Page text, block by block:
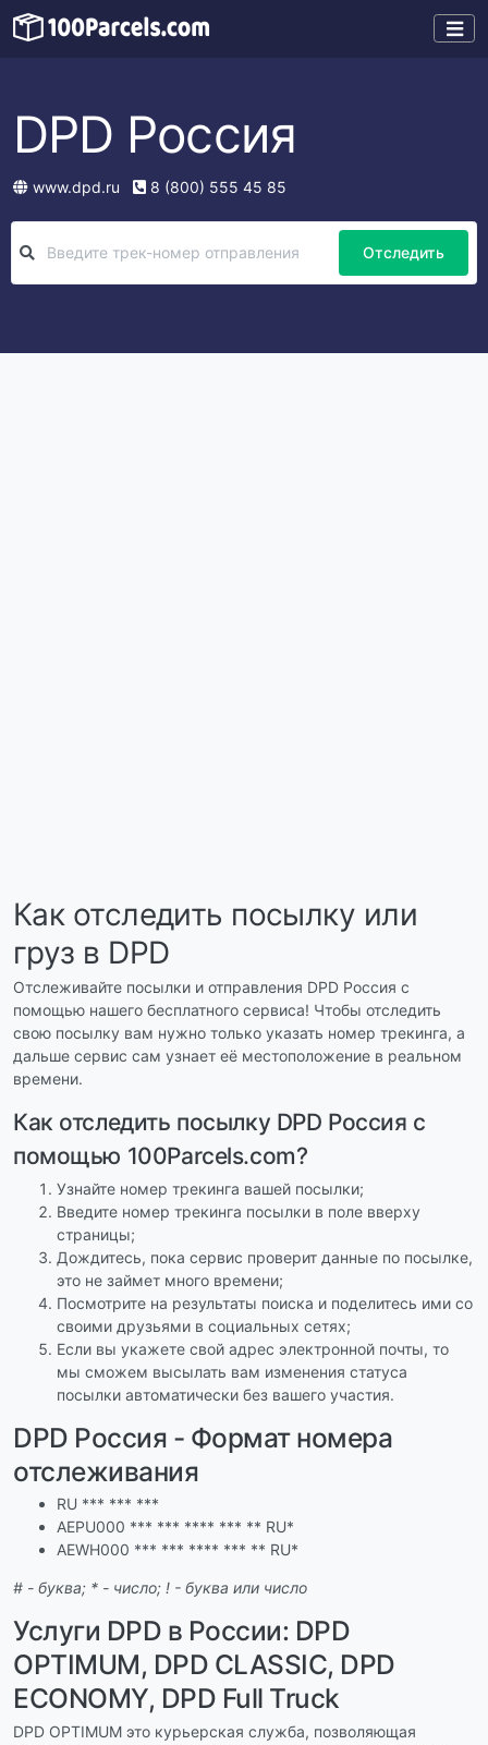
DPD Россия
www.dpd.ru 8 (800) 555 45 85
Отследить
Как отследить посылку или
груз в DPD
Отслеживайте посылки и отправления DPD Россия с
помощью нашего бесплатного сервиса! Чтобы отследить
свою посылку вам нужно только указать номер трекинга, а
дальше сервис сам узнает её местоположение в реальном
времени.
Как отследить посылку DPD Россия с
помощью 100Parcels.com?
Узнайте номер трекинга вашей посылки;
Введите номер трекинга посылки в поле вверху
страницы;
Дождитесь, пока сервис проверит данные по посылке,
это не займет много времени;
Посмотрите на результаты поиска и поделитесь ими со
своими друзьями в социальных сетях;
Если вы укажете свой адрес электронной почты, то
мы сможем высылать вам изменения статуса
посылки автоматически без вашего участия.
DPD Россия - Формат номера
отслеживания
RU *** *** ***
AEPU000 *** *** **** *** ** RU*
AEWH000 *** *** **** *** ** RU*
# - буква; * - число; ! - буква или число
Услуги DPD в России: DPD
OPTIMUM, DPD CLASSIC, DPD
ECONOMY, DPD Full Truck
DPD OPTIMUM это курьерская служба, позволяющая